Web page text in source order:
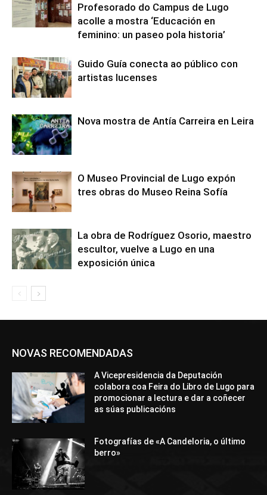
Profesorado do Campus de Lugo
acolle a mostra ‘Educación en
feminino: un paseo pola historia’
Guido Guía conecta ao público con
artistas lucenses
Nova mostra de Antía Carreira en Leira
O Museo Provincial de Lugo expón
tres obras do Museo Reina Sofía
La obra de Rodríguez Osorio, maestro
escultor, vuelve a Lugo en una
exposición única
NOVAS RECOMENDADAS
A Vicepresidencia da Deputación
colabora coa Feira do Libro de Lugo para
promocionar a lectura e dar a coñecer
as súas publicacións
Fotografías de «A Candeloria, o último
berro»